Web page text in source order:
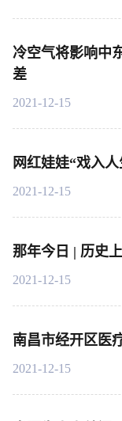
冷空气将影响中
差
2021-12-15
网红娃娃“戏入
2021-12-15
那年今日 | 历史
2021-12-15
南昌市经开区医
2021-12-15